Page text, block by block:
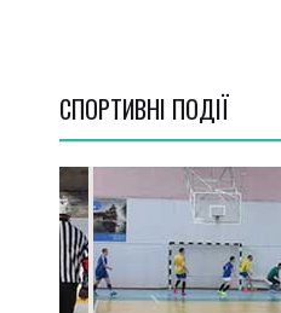
СПОРТИВНI ПОДІЇ